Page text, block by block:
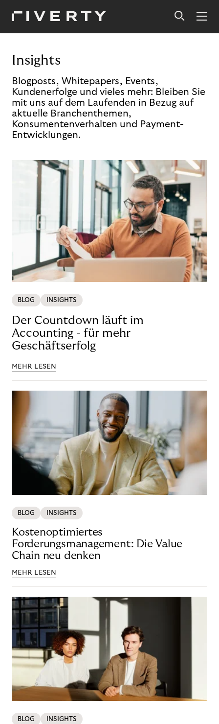
Insights
Blogposts, Whitepapers, Events,
Kundenerfolge und vieles mehr: Bleiben Sie
mit uns auf dem Laufenden in Bezug auf
aktuelle Branchenthemen,
Konsumentenverhalten und Payment-
Entwicklungen.
BLOG INSIGHTS
Der Countdown läuft im
Accounting - für mehr
Geschäftserfolg
MEHR LESEN
BLOG INSIGHTS
Kostenoptimiertes
Forderungsmanagement: Die Value
Chain neu denken
MEHR LESEN
BLOG INSIGHTS